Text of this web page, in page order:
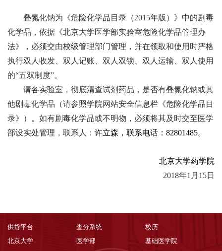
叠氮化钠为《危险化学品目录（2015年版）》中的剧毒
化学品，依据《北京大学医学部实验室危险化学品管理办
法》，必须交由校级管理部门管理，并在领取和使用时严格
执行双人收发、双人记账、双人双锁、双人运输、双人使用
的“五双制度”。
请各实验室，彻底清查试剂药品，是否有叠氮化钠或其
他剧毒化学品（请参照学院网站安全信息栏《危险化学品目
录》）。如有剧毒化学品或不明物，必须将其及时交至医学
部设实处管理，联系人： 许立森，联系电话： 82801485。
北京大学药学院
2018年1 月 15日
供货平台 查分系统
校历
北京大学
医学部
基础医学院